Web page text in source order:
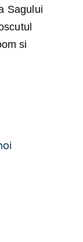
Sagului
si